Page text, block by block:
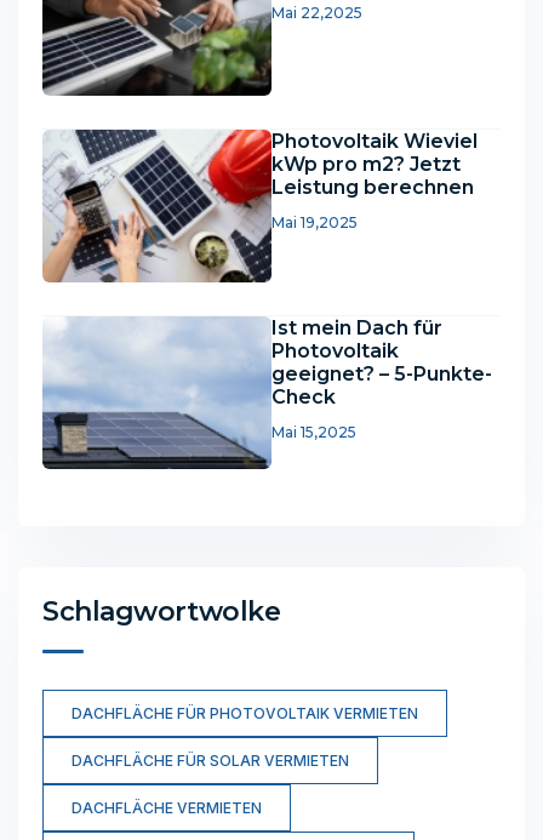
Mai 22,2025
Photovoltaik Wieviel
kWp pro m2? Jetzt
Leistung berechnen
Mai 19,2025
Ist mein Dach für
Photovoltaik
geeignet? – 5-Punkte-
Check
Mai 15,2025
Schlagwortwolke
DACHFLÄCHE FÜR PHOTOVOLTAIK VERMIETEN
DACHFLÄCHE FÜR SOLAR VERMIETEN
DACHFLÄCHE VERMIETEN